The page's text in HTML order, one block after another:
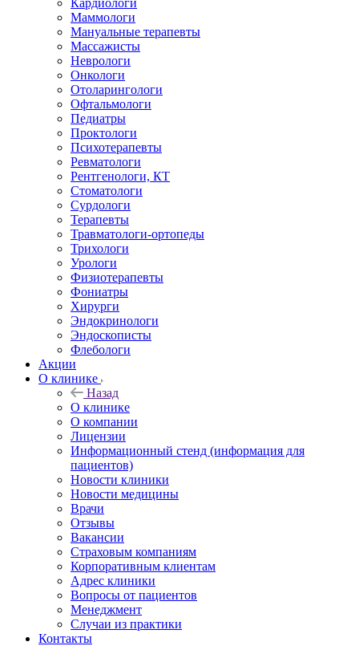
Кардиологи
Маммологи
Мануальные терапевты
Массажисты
Неврологи
Онкологи
Отоларингологи
Офтальмологи
Педиатры
Проктологи
Психотерапевты
Ревматологи
Рентгенологи, КТ
Стоматологи
Сурдологи
Терапевты
Травматологи-ортопеды
Трихологи
Урологи
Физиотерапевты
Фониатры
Хирурги
Эндокринологи
Эндоскописты
Флебологи
Акции
О клинике
Назад
О клинике
О компании
Лицензии
Информационный стенд (информация для
пациентов)
Новости клиники
Новости медицины
Врачи
Отзывы
Вакансии
Страховым компаниям
Корпоративным клиентам
Адрес клиники
Вопросы от пациентов
Менеджмент
Случаи из практики
Контакты